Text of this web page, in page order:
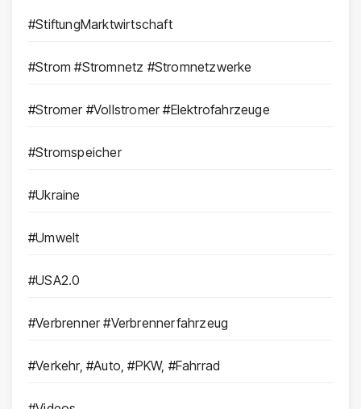
#StiftungMarktwirtschaft
#Strom #Stromnetz #Stromnetzwerke
#Stromer #Vollstromer #Elektrofahrzeuge
#Stromspeicher
#Ukraine
#Umwelt
#USA2.0
#Verbrenner #Verbrennerfahrzeug
#Verkehr, #Auto, #PKW, #Fahrrad